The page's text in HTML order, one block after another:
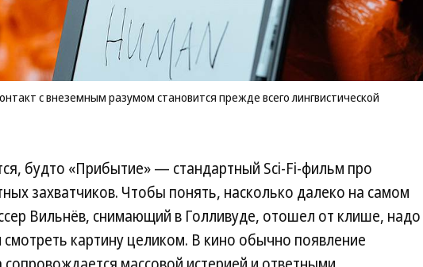
с внеземным разумом становится прежде всего лингвистической
будто «Прибытие» — стандартный Sci-Fi-фильм про
захватчиков. Чтобы понять, насколько далеко на самом
Вильнёв, снимающий в Голливуде, отошел от клише, надо
картину целиком. В кино обычно появление